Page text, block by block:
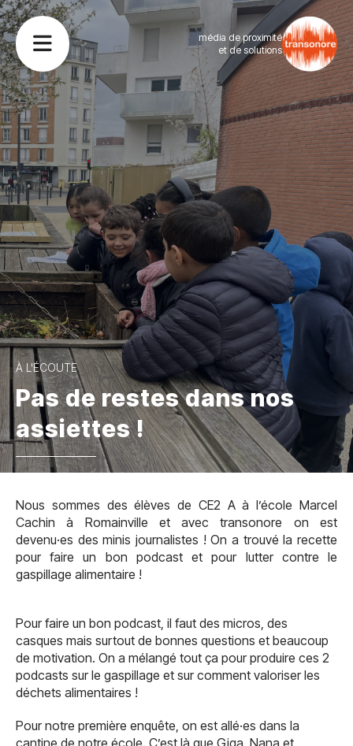
média de proximité
et de solutions
À L'ÉCOUTE
Pas de restes dans nos
assiettes !
Nous sommes des élèves de CE2 A à l’école Marcel
Cachin à Romainville et avec transonore on est
devenu·es des minis journalistes ! On a trouvé la recette
pour faire un bon podcast et pour lutter contre le
gaspillage alimentaire !
Pour faire un bon podcast, il faut des micros, des
casques mais surtout de bonnes questions et beaucoup
de motivation. On a mélangé tout ça pour produire ces 2
podcasts sur le gaspillage et sur comment valoriser les
déchets alimentaires !
Pour notre première enquête, on est allé·es dans la
cantine de notre école. C’est là que Giga, Nana et